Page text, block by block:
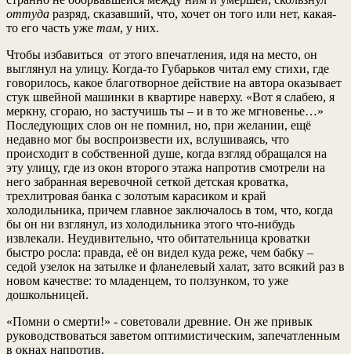
оттуда разряд, сказавший, что, хочет он того или нет, какая-
то его часть уже там, у них.
Чтобы избавиться от этого впечатления, идя на место, он
выглянул на улицу. Когда-то Губарьков читал ему стихи, где
говорилось, какое благотворное действие на автора оказывает
стук швейной машинки в квартире наверху. «Вот я слабею, я
меркну, сгораю, но застучишь ты – и в то же мгновенье…»
Последующих слов он не помнил, но, при желании, ещё
недавно мог бы воспроизвести их, вслушиваясь, что
происходит в собственной душе, когда взгляд обращался на
эту улицу, где из окон второго этажа напротив смотрели на
него забранная веревочной сеткой детская кроватка,
трехлитровая банка с золотым карасиком и край
холодильника, причем главное заключалось в том, что, когда
бы он ни взглянул, из холодильника этого что-нибудь
извлекали. Неудивительно, что обитательница кроватки
быстро росла: правда, её он видел куда реже, чем бабку –
седой узелок на затылке и фланелевый халат, зато всякий раз в
новом качестве: то младенцем, то ползунком, то уже
дошкольницей.
«Помни о смерти!» - советовали древние. Он же привык
руководствоваться заветом оптимистическим, запечатленным
в окнах напротив.